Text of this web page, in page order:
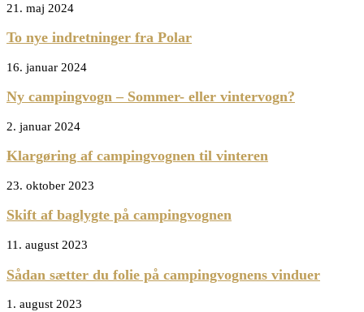
21. maj 2024
To nye indretninger fra Polar
16. januar 2024
Ny campingvogn – Sommer- eller vintervogn?
2. januar 2024
Klargøring af campingvognen til vinteren
23. oktober 2023
Skift af baglygte på campingvognen
11. august 2023
Sådan sætter du folie på campingvognens vinduer
1. august 2023